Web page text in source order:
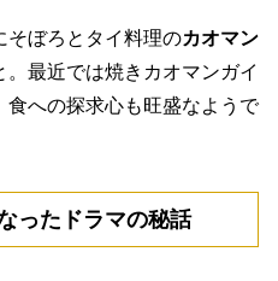
そぼろとタイ料理のカオマン
最近では焼きカオマンガイ
への探求心も旺盛なようで
ったドラマの秘話